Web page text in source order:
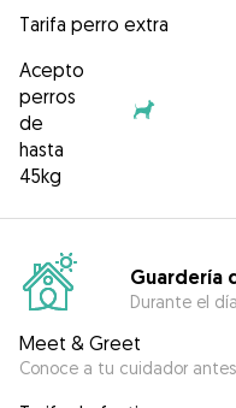
Tarifa perro extra
Acepto
perros
de
hasta
45kg
Guardería
Durante el
Meet & Greet
Conoce a tu cuidador